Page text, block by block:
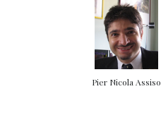
Pier Nicola Assiso